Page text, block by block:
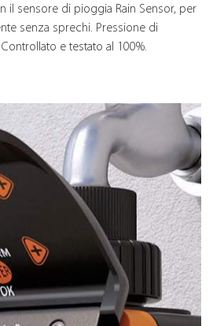
il sensore di pioggia Rain Sensor, per
senza sprechi. Pressione di
e testato al 100%.